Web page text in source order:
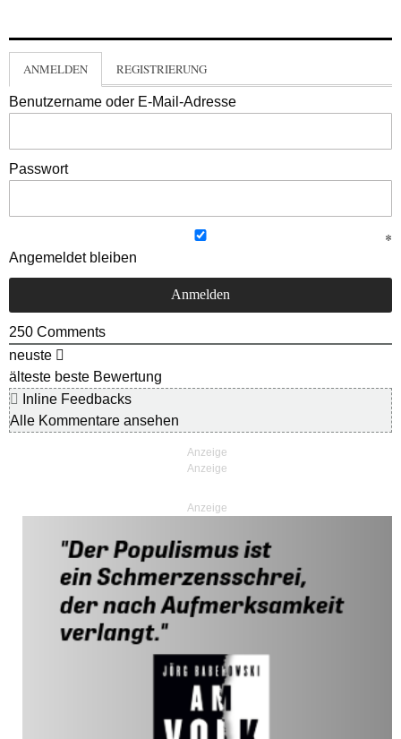
ANMELDEN REGISTRIERUNG
Benutzername oder E-Mail-Adresse
Passwort
Angemeldet bleiben
250 Comments
neuste
älteste beste Bewertung
Inline Feedbacks
Alle Kommentare ansehen
Anzeige